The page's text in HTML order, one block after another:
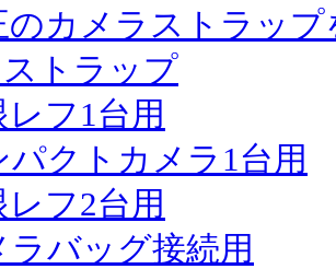
のカメラストラッ
トラップ
レフ1台用
パクトカメラ1台用
レフ2台用
ラバッグ接続用